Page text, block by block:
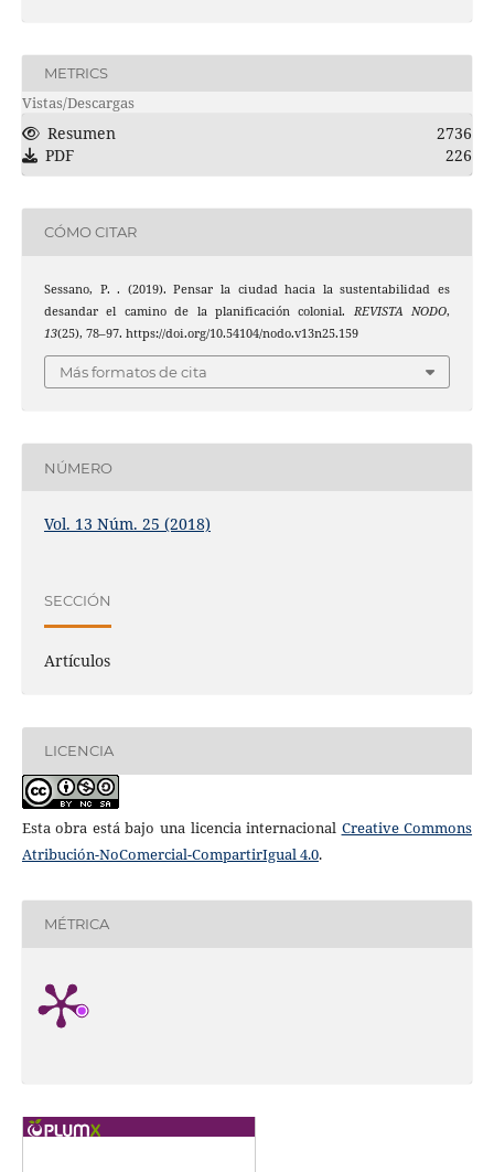
METRICS
Vistas/Descargas
Resumen
2736
PDF
226
CÓMO CITAR
Sessano, P. . (2019). Pensar la ciudad hacia la sustentabilidad es
desandar el camino de la planificación colonial. REVISTA NODO,
13(25), 78–97. https://doi.org/10.54104/nodo.v13n25.159
Más formatos de cita
NÚMERO
Vol. 13 Núm. 25 (2018)
SECCIÓN
Artículos
LICENCIA
Esta obra está bajo una licencia internacional Creative Commons
Atribución-NoComercial-CompartirIgual 4.0.
MÉTRICA